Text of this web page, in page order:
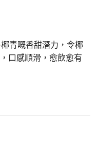
椰青嘅香甜潛力，令椰
口感順滑，愈飲愈有